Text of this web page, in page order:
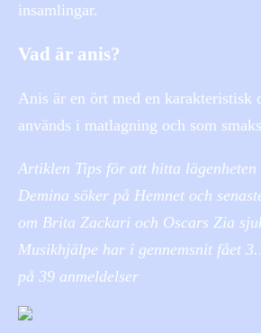
insamlingar.
Vad är anis?
Anis är en ört med en karakteristisk
används i matlagning och som
Artiklen Tips för att hitta lägenheten
Demina söker på Hemnet och
om Brita Zackari och Oscars Zia
Musikhjälpe har i gennemsnit fået
på 39 anmeldelser